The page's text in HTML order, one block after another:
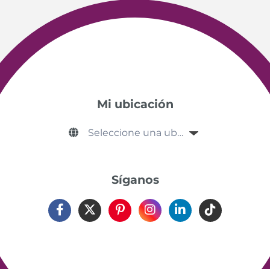
Mi ubicación
Síganos